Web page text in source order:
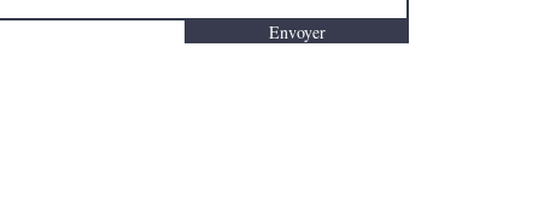
Envoyer